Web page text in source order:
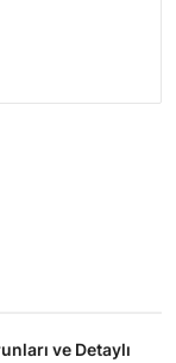
ve Detaylı